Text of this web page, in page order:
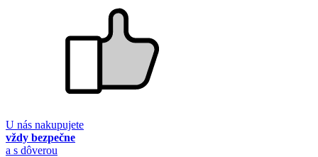
U nás nakupujete
vždy bezpečne
a s dôverou